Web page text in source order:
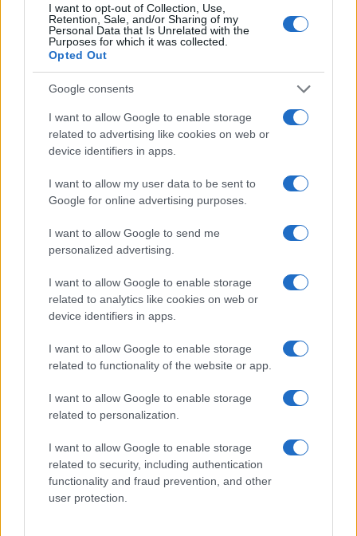
I want to opt-out of Collection, Use,
Retention, Sale, and/or Sharing of my
Personal Data that Is Unrelated with the
Purposes for which it was collected.
Opted Out
Google consents
I want to allow Google to enable storage
related to advertising like cookies on web or
device identifiers in apps.
I want to allow my user data to be sent to
Google for online advertising purposes.
I want to allow Google to send me
personalized advertising.
I want to allow Google to enable storage
related to analytics like cookies on web or
device identifiers in apps.
I want to allow Google to enable storage
related to functionality of the website or app.
I want to allow Google to enable storage
related to personalization.
I want to allow Google to enable storage
related to security, including authentication
functionality and fraud prevention, and other
user protection.
capital nel primo semestre 2026
Andrea Conforti · 6 Ago 2026
NERD NEWS